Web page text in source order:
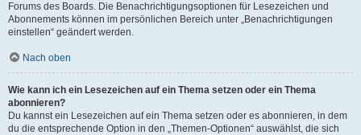
Forums des Boards. Die Benachrichtigungsoptionen für Lesezeichen und
Abonnements können im persönlichen Bereich unter „Benachrichtigungen
einstellen“ geändert werden.
Nach oben
Wie kann ich ein Lesezeichen auf ein Thema setzen oder ein Thema
abonnieren?
Du kannst ein Lesezeichen auf ein Thema setzen oder es abonnieren, in dem
du die entsprechende Option in den „Themen-Optionen“ auswählst, die sich